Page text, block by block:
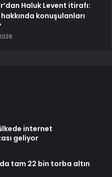
Haluk Levent itirafı:
konuşulanları
internet
geliyor
tam 22 bin torba altın